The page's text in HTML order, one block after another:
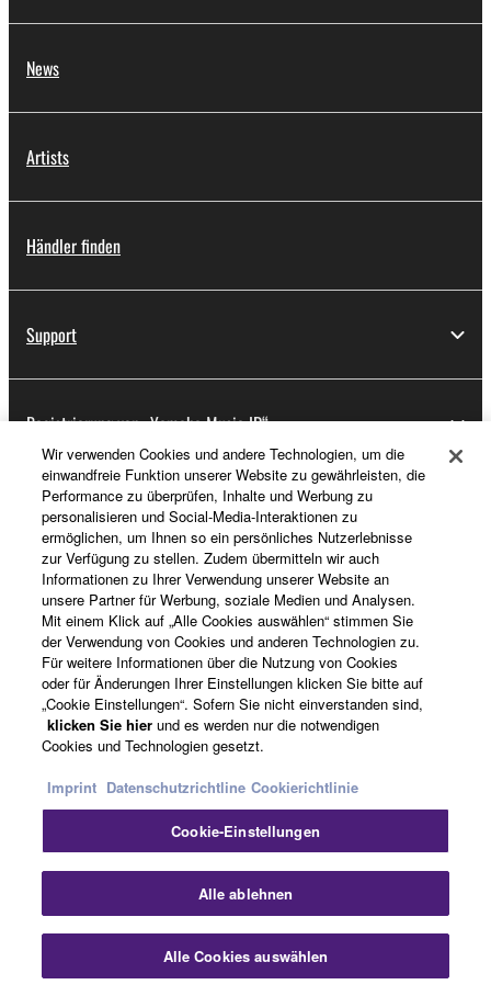
News
Artists
Händler finden
Support
Registrierung von „Yamaha Music ID“
Über Yamaha
Deutschland - German
Business
KontaktNutzungsbedingungenDatenschutzerklärung
CookierichtlinieImpressum
© Yamaha Corporation.
Wir verwenden Cookies und andere Technologien, um die
einwandfreie Funktion unserer Website zu gewährleisten, die
Performance zu überprüfen, Inhalte und Werbung zu
personalisieren und Social-Media-Interaktionen zu
ermöglichen, um Ihnen so ein persönliches Nutzerlebnisse
zur Verfügung zu stellen. Zudem übermitteln wir auch
Informationen zu Ihrer Verwendung unserer Website an
unsere Partner für Werbung, soziale Medien und Analysen.
Mit einem Klick auf „Alle Cookies auswählen“ stimmen Sie
der Verwendung von Cookies und anderen Technologien zu.
Für weitere Informationen über die Nutzung von Cookies
oder für Änderungen Ihrer Einstellungen klicken Sie bitte auf
„Cookie Einstellungen“. Sofern Sie nicht einverstanden sind,
klicken Sie hier und es werden nur die notwendigen
Cookies und Technologien gesetzt.
Imprint Datenschutzrichtline Cookierichtlinie
Cookie-Einstellungen
Alle ablehnen
Alle Cookies auswählen